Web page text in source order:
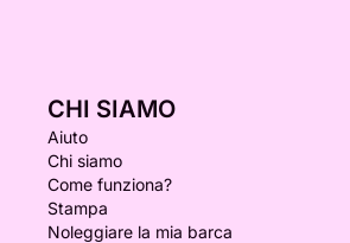
CHI SIAMO
Aiuto
Chi siamo
Come funziona?
Stampa
Noleggiare la mia barca